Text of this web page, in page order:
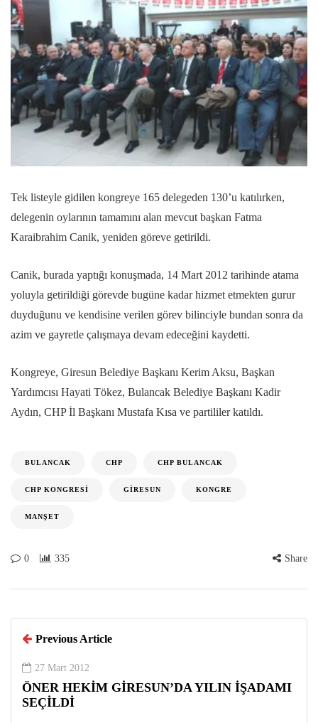
Tek listeyle gidilen kongreye 165 delegeden 130’u katılırken,
delegenin oylarının tamamını alan mevcut başkan Fatma
Karaibrahim Canik, yeniden göreve getirildi.
Canik, burada yaptığı konuşmada, 14 Mart 2012 tarihinde atama
yoluyla getirildiği görevde bugüne kadar hizmet etmekten gurur
duyduğunu ve kendisine verilen görev bilinciyle bundan sonra da
azim ve gayretle çalışmaya devam edeceğini kaydetti.
Kongreye, Giresun Belediye Başkanı Kerim Aksu, Başkan
Yardımcısı Hayati Tökez, Bulancak Belediye Başkanı Kadir
Aydın, CHP İl Başkanı Mustafa Kısa ve partililer katıldı.
BULANCAK CHP CHP BULANCAK
CHP KONGRESI GIRESUN KONGRE
MANŞET
0 335 Share
Previous Article
27 Mart 2012
ÖNER HEKİM GİRESUN’DA YILIN İŞADAMI
SEÇİLDİ